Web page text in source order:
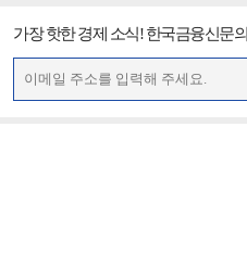
가장 핫한 경제 소식! 한국금융신문의